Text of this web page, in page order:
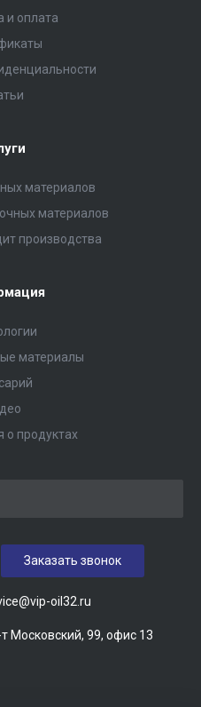
и оплата
материалов
материалов
производства
материалы
продуктах
oil32.ru
Московский, 99, офис 13
Заказать звонок